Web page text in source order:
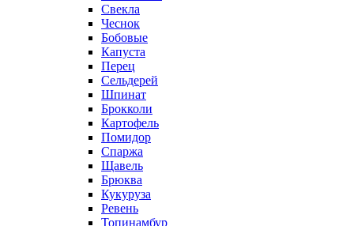
Свекла
Чеснок
Бобовые
Капуста
Перец
Сельдерей
Шпинат
Брокколи
Картофель
Помидор
Спаржа
Щавель
Брюква
Кукуруза
Ревень
Топинамбур